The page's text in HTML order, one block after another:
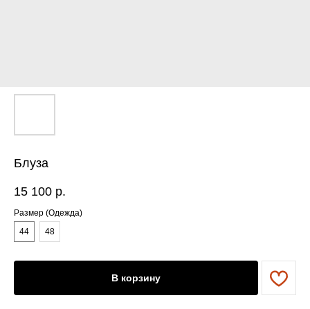
Блуза
15 100 р.
Размер (Одежда)
44
48
В корзину
Контакты